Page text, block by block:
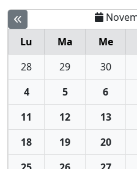
Lu
Ma Me
28
29 30
4
5 6
11
12 13
18
19 20